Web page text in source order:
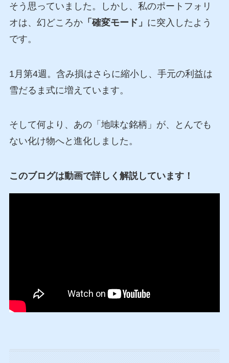
そう思っていました。しかし、私のポートフォリ
オは、幻どころか「確変モード」 に突入したよう
です。
1月第4週。含み損はさらに縮小し、手元の利益は
雪だるま式に増えています。
そして何より、あの「地味な銘柄」が、とんでも
ない化け物へと進化しました。
このブログは動画で詳しく解説しています！